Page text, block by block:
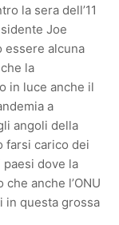
la sera dell’11
Joe
essere alcuna
la
in luce anche il
a
angoli della
farsi carico dei
dove la
anche l’ONU
in questa grossa